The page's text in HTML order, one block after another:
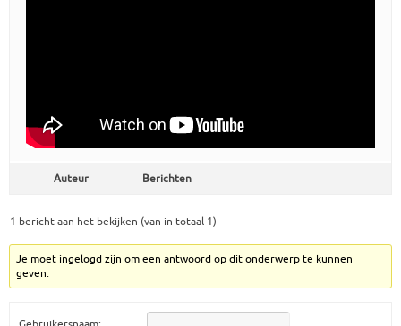
Auteur Berichten
1 bericht aan het bekijken (van in totaal 1)
Je moet ingelogd zijn om een antwoord op dit onderwerp te kunnen
geven.